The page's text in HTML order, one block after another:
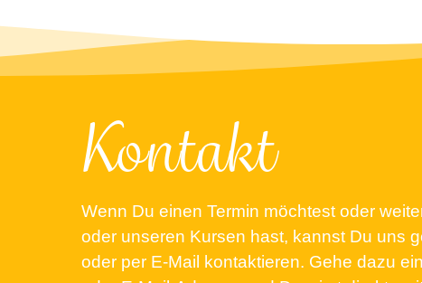
Kontakt
Wenn Du einen Termin möchtest oder
oder unseren Kursen hast, kannst Du uns
oder per E-Mail kontaktieren. Gehe dazu